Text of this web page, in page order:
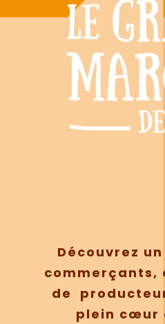
Découvrez
commerçants,
de
plein cœur